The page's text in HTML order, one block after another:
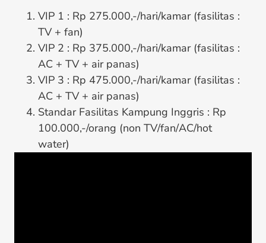
VIP 1 : Rp 275.000,-/hari/kamar (fasilitas :
TV + fan)
VIP 2 : Rp 375.000,-/hari/kamar (fasilitas :
AC + TV + air panas)
VIP 3 : Rp 475.000,-/hari/kamar (fasilitas :
AC + TV + air panas)
Standar Fasilitas Kampung Inggris : Rp
100.000,-/orang (non TV/fan/AC/hot
water)